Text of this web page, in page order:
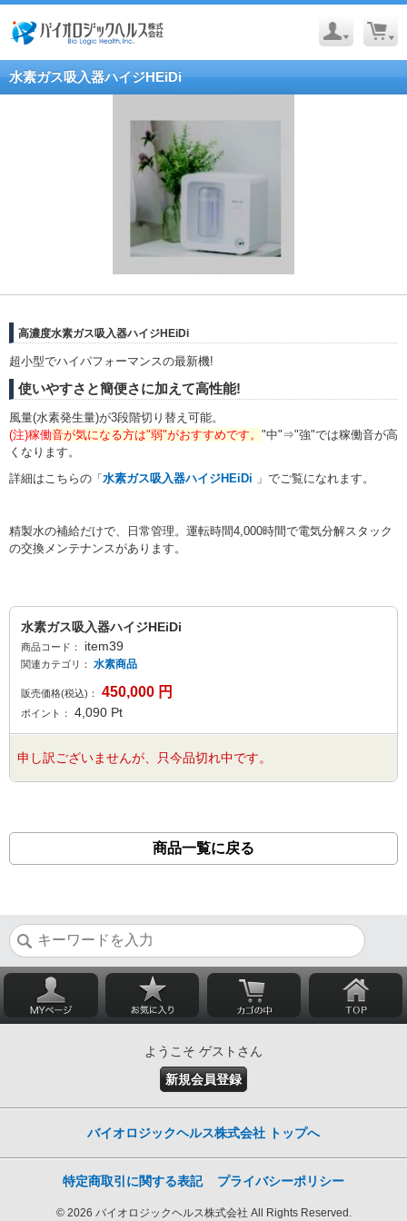
水素ガス吸入器ハイジHEiDi
高濃度水素ガス吸入器ハイジHEiDi
超小型でハイパフォーマンスの最新機!
使いやすさと簡便さに加えて高性能!
風量(水素発生量)が3段階切り替え可能。
(注)稼働音が気になる方は"弱"がおすすめです。 "中"⇒"強"では稼働音が高
くなります。
詳細はこちらの 「 水素ガス吸入器ハイジHEiDi 」でご覧になれます。
精製水の補給だけで、日常管理。運転時間4,000時間で電気分解スタック
の交換メンテナンスがあります。
水素ガス吸入器ハイジHEiDi
商品コード： item39
関連カテゴリ： 水素商品
販売価格(税込)： 450,000 円
ポイント： 4,090 Pt
申し訳ございませんが、只今品切れ中です。
商品一覧に戻る
ようこそ ゲストさん
新規会員登録
バイオロジックヘルス株式会社 トップへ
特定商取引に関する表記 プライバシーポリシー
© 2026 バイオロジックヘルス株式会社 All Rights Reserved.